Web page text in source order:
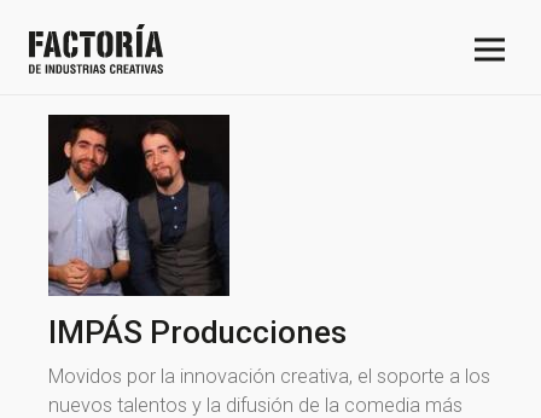
IMPÁS Producciones
Movidos por la innovación creativa, el soporte a los
nuevos talentos y la difusión de la comedia más